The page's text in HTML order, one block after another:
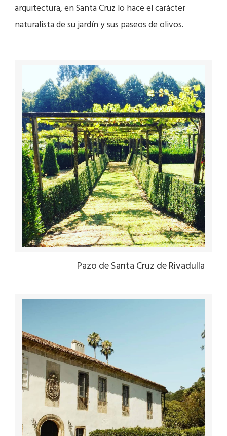
arquitectura, en Santa Cruz lo hace el carácter
naturalista de su jardín y sus paseos de olivos.
Pazo de Santa Cruz de Rivadulla